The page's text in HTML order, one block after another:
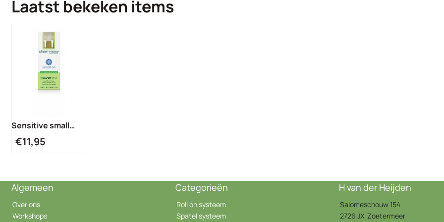
Laatst bekeken items
Sensitive small
€11,95
Algemeen
Over ons
Workshops
Categorieën
Roll on systeem
Spatel systeem
H van der Heijden
Saloméschouw 154
2726 JX Zoetermeer